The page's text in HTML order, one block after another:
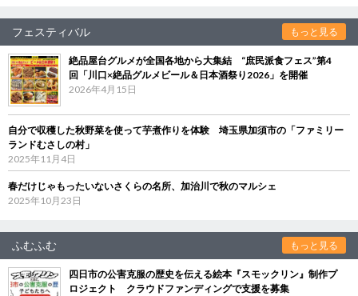
フェスティバル もっと見る
絶品屋台グルメが全国各地から大集結 “庶民派食フェス”第4
回「川口×絶品グルメビール＆日本酒祭り2026」を開催
2026年4月15日
自分で収穫した秋野菜を使って芋煮作りを体験 埼玉県加須市の「ファミリー
ランドむさしの村」
2025年11月4日
春だけじゃもったいないさくらの名所、加治川で秋のマルシェ
2025年10月23日
ふむふむ もっと見る
四日市の公害克服の歴史を伝える絵本『スモックリン』制作プ
ロジェクト クラウドファンディングで支援を募集